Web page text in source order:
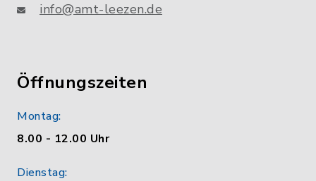
info@amt-leezen.de
Öffnungszeiten
Montag:
8.00 - 12.00 Uhr
Dienstag: